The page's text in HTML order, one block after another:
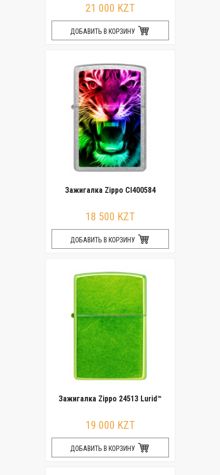
21 000 KZT
ДОБАВИТЬ В КОРЗИНУ
Зажигалка Zippo CI400584
18 500 KZT
ДОБАВИТЬ В КОРЗИНУ
Зажигалка Zippo 24513 Lurid™
19 000 KZT
ДОБАВИТЬ В КОРЗИНУ